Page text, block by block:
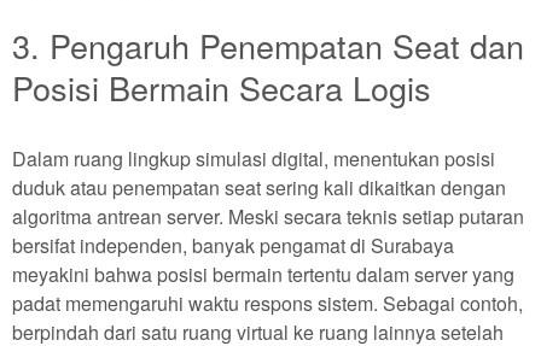
3. Pengaruh Penempatan Seat dan
Posisi Bermain Secara Logis
Dalam ruang lingkup simulasi digital, menentukan posisi
duduk atau penempatan seat sering kali dikaitkan dengan
algoritma antrean server. Meski secara teknis setiap putaran
bersifat independen, banyak pengamat di Surabaya
meyakini bahwa posisi bermain tertentu dalam server yang
padat memengaruhi waktu respons sistem. Sebagai contoh,
berpindah dari satu ruang virtual ke ruang lainnya setelah